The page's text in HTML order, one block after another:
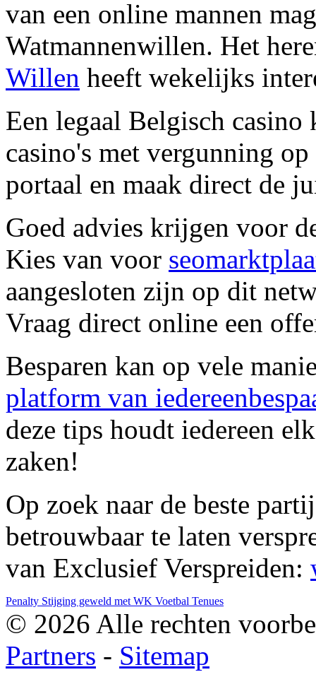
van een online mannen
Watmannenwillen. Het
Willen heeft wekelijks
Een legaal Belgisch casino
casino's met vergunning
portaal en maak direct de
Goed advies krijgen voor
Kies van voor
aangesloten zijn op dit
Vraag direct online een
Besparen kan op vele
platform van
deze tips houdt iedereen
zaken!
Op zoek naar de beste
betrouwbaar te laten
van Exclusief Verspreiden:
Penalty Stijging geweld met WK Voetbal Tenues
© 2026 Alle rechten
Partners - Sitemap